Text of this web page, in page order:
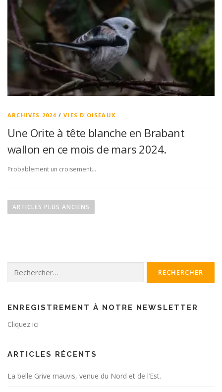
ARCHIVES 2024 /VIES D'OISEAUX
Une Orite à tête blanche en Brabant
wallon en ce mois de mars 2024.
Probablement un croisement…
a
n
d
s
a
r
ARTICLES PLUS ANCIENS
ENREGISTREMENT À NOTRE NEWSLETTER
Cliquez ici
ARTICLES RÉCENTS
La belle Grive mauvis, venue du Nord et de l’Est.